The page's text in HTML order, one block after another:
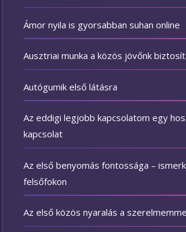
Ámor nyila is gyorsabban suhan online
Ausztriai munka a közös jövőnk
Autógumik első látásra
Az eddigi legjobb kapcsolatom egy
kapcsolat
Az első benyomás fontossága –
felsőfokon
Az első közös nyaralás a